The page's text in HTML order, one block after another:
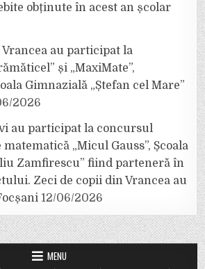
obținute în acest an școlar
au participat la
și „MaxiMate”,
Gimnazială „Ștefan cel Mare”
2026
au participat la concursul
„Micul Gauss”, Școala
Zamfirescu” fiind parteneră în
Zeci de copii din Vrancea au
12/06/2026
MENU